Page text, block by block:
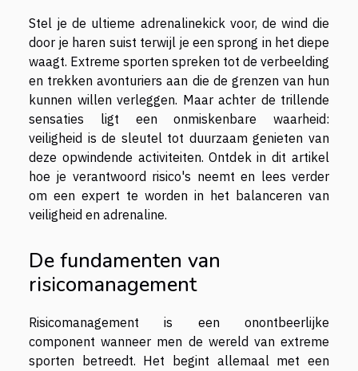
Stel je de ultieme adrenalinekick voor, de wind die
door je haren suist terwijl je een sprong in het diepe
waagt. Extreme sporten spreken tot de verbeelding
en trekken avonturiers aan die de grenzen van hun
kunnen willen verleggen. Maar achter de trillende
sensaties ligt een onmiskenbare waarheid:
veiligheid is de sleutel tot duurzaam genieten van
deze opwindende activiteiten. Ontdek in dit artikel
hoe je verantwoord risico's neemt en lees verder
om een expert te worden in het balanceren van
veiligheid en adrenaline.
De fundamenten van
risicomanagement
Risicomanagement is een onontbeerlijke
component wanneer men de wereld van extreme
sporten betreedt. Het begint allemaal met een